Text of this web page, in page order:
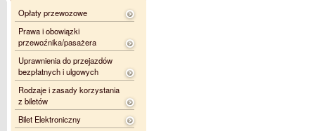
Opłaty przewozowe
Prawa i obowiązki
przewoźnika/pasażera
Uprawnienia do przejazdów
bezpłatnych i ulgowych
Rodzaje i zasady korzystania
z biletów
Bilet Elektroniczny